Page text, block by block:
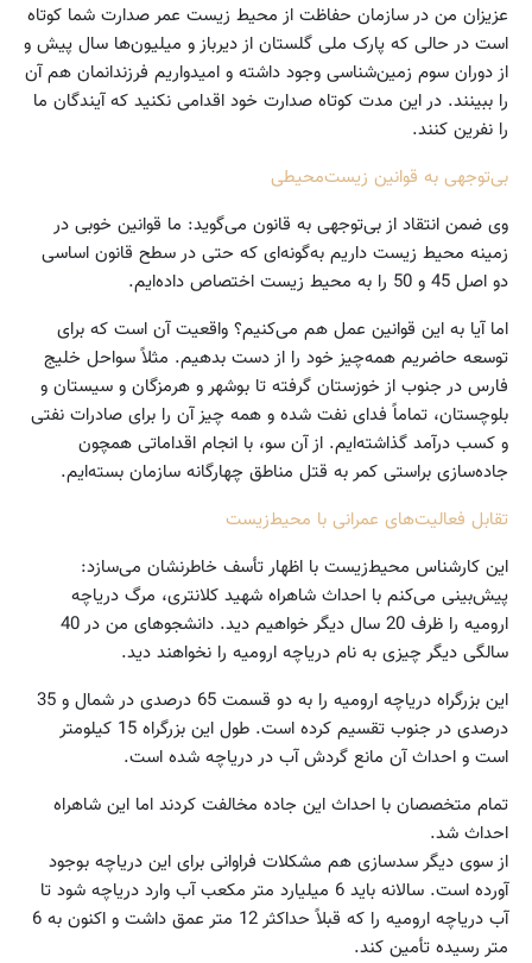
عزیزان من در سازمان حفاظت از محیط زیست عمر صدارت شما کوتاه
است در حالی که پارک ملی گلستان از دیرباز و میلیون‌ها سال پیش و
از دوران سوم زمین‌شناسی وجود داشته و امیدواریم فرزندانمان هم آن
را ببینند. در این مدت کوتاه صدارت خود اقدامی نکنید که آیندگان ما
را نفرین کنند.
بی‌توجهی به قوانین زیست‌محیطی
وی ضمن انتقاد از بی‌توجهی به قانون می‌گوید: ما قوانین خوبی در
زمینه محیط زیست داریم به‌گونه‌ای که حتی در سطح قانون اساسی
دو اصل 45 و 50 را به محیط زیست اختصاص داده‌ایم.
اما آیا به این قوانین عمل هم می‌کنیم؟ واقعیت آن است که برای
توسعه حاضریم همه‌چیز خود را از دست بدهیم. مثلاً سواحل خلیج
فارس در جنوب از خوزستان گرفته تا بوشهر و هرمزگان و سیستان و
بلوچستان، تماماً فدای نفت شده و همه چیز آن را برای صادرات نفتی
و کسب درآمد گذاشته‌ایم. از آن سو، با انجام اقداماتی همچون
جاده‌سازی براستی کمر به قتل مناطق چهارگانه سازمان بسته‌ایم.
تقابل فعالیت‌های عمرانی با محیط‌زیست
این کارشناس محیط‌زیست با اظهار تأسف خاطرنشان می‌سازد:
پیش‌بینی می‌کنم با احداث شاهراه شهید کلانتری، مرگ دریاچه
ارومیه را ظرف 20 سال دیگر خواهیم دید. دانشجوهای من در 40
سالگی دیگر چیزی به نام دریاچه ارومیه را نخواهند دید.
این بزرگراه دریاچه ارومیه را به دو قسمت 65 درصدی در شمال و 35
درصدی در جنوب تقسیم کرده است. طول این بزرگراه 15 کیلومتر
است و احداث آن مانع گردش آب در دریاچه شده است.
تمام متخصصان با احداث این جاده مخالفت کردند اما این شاهراه
احداث شد.
از سوی دیگر سدسازی هم مشکلات فراوانی برای این دریاچه بوجود
آورده است. سالانه باید 6 میلیارد متر مکعب آب وارد دریاچه شود تا
آب دریاچه ارومیه را که قبلاً حداکثر 12 متر عمق داشت و اکنون به 6
متر رسیده تأمین کند.